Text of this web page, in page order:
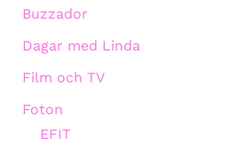
Buzzador
Dagar med Linda
Film och TV
Foton
EFIT